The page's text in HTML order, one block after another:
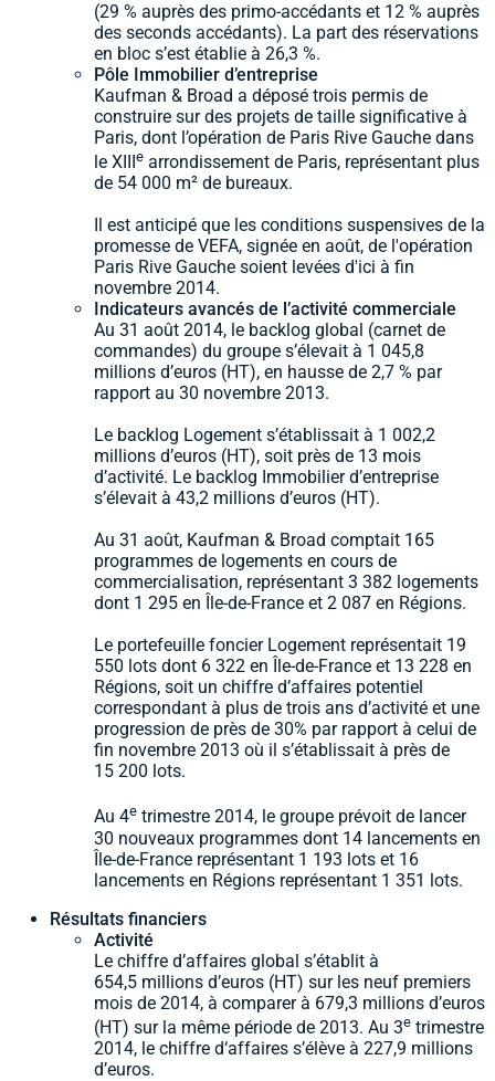
(29 % auprès des primo-accédants et 12 % auprès
des seconds accédants). La part des réservations
en bloc s’est établie à 26,3 %.
Pôle Immobilier d’entreprise
Kaufman & Broad a déposé trois permis de
construire sur des projets de taille significative à
Paris, dont l’opération de Paris Rive Gauche dans
le XIII
e arrondissement de Paris, représentant plus
de 54 000 m² de bureaux.
Il est anticipé que les conditions suspensives de la
promesse de VEFA, signée en août, de l'opération
Paris Rive Gauche soient levées d'ici à fin
novembre 2014.
Indicateurs avancés de l’activité commerciale
Au 31 août 2014, le backlog global (carnet de
commandes) du groupe s’élevait à 1 045,8
millions d’euros (HT), en hausse de 2,7 % par
rapport au 30 novembre 2013.
Le backlog Logement s’établissait à 1 002,2
millions d’euros (HT), soit près de 13 mois
d’activité. Le backlog Immobilier d’entreprise
s’élevait à 43,2 millions d’euros (HT).
Au 31 août, Kaufman & Broad comptait 165
programmes de logements en cours de
commercialisation, représentant 3 382 logements
dont 1 295 en Île-de-France et 2 087 en Régions.
Le portefeuille foncier Logement représentait 19
550 lots dont 6 322 en Île-de-France et 13 228 en
Régions, soit un chiffre d’affaires potentiel
correspondant à plus de trois ans d’activité et une
progression de près de 30% par rapport à celui de
fin novembre 2013 où il s’établissait à près de
15 200 lots.
Au 4e trimestre 2014, le groupe prévoit de lancer
30 nouveaux programmes dont 14 lancements en
Île-de-France représentant 1 193 lots et 16
lancements en Régions représentant 1 351 lots.
Résultats financiers
Activité
Le chiffre d’affaires global s’établit à
654,5 millions d’euros (HT) sur les neuf premiers
mois de 2014, à comparer à 679,3 millions d’euros
(HT) sur la même période de 2013. Au 3e trimestre
2014, le chiffre d‘affaires s’élève à 227,9 millions
d’euros.